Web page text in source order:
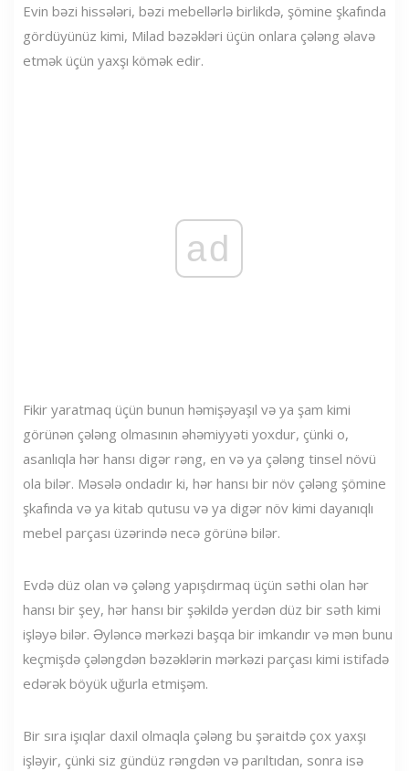
Evin bəzi hissələri, bəzi mebellərlə birlikdə, şömine şkafında
gördüyünüz kimi, Milad bəzəkləri üçün onlara çələng əlavə
etmək üçün yaxşı kömək edir.
ad
Fikir yaratmaq üçün bunun həmişəyaşıl və ya şam kimi
görünən çələng olmasının əhəmiyyəti yoxdur, çünki o,
asanlıqla hər hansı digər rəng, en və ya çələng tinsel növü
ola bilər. Məsələ ondadır ki, hər hansı bir növ çələng şömine
şkafında və ya kitab qutusu və ya digər növ kimi dayanıqlı
mebel parçası üzərində necə görünə bilər.
Evdə düz olan və çələng yapışdırmaq üçün səthi olan hər
hansı bir şey, hər hansı bir şəkildə yerdən düz bir səth kimi
işləyə bilər. Əyləncə mərkəzi başqa bir imkandır və mən bunu
keçmişdə çələngdən bəzəklərin mərkəzi parçası kimi istifadə
edərək böyük uğurla etmişəm.
Bir sıra işıqlar daxil olmaqla çələng bu şəraitdə çox yaxşı
işləyir, çünki siz gündüz rəngdən və parıltıdan, sonra isə